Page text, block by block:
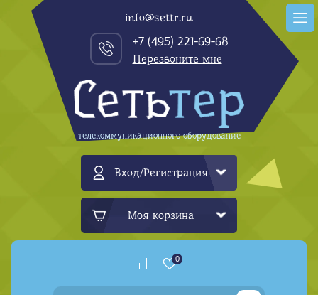
Вход/Регистрация
Моя корзина
info@settr.ru
+7 (495) 221-69-68
Перезвоните мне
телекоммуникационного оборудование
0